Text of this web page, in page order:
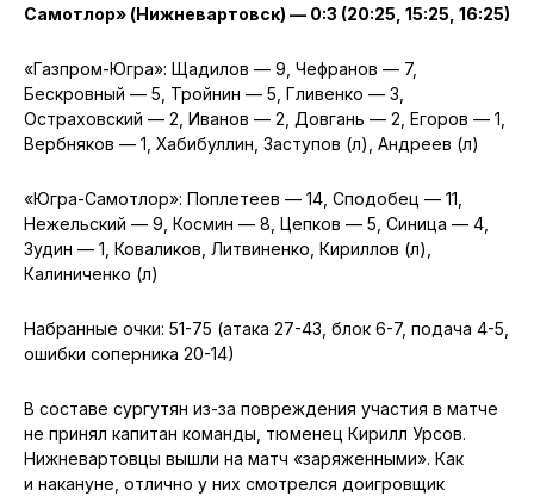
Самотлор» (Нижневартовск) — 0:3 (20:25, 15:25, 16:25)
«Газпром-Югра»: Щадилов — 9, Чефранов — 7,
Бескровный — 5, Тройнин — 5, Гливенко — 3,
Остраховский — 2, Иванов — 2, Довгань — 2, Егоров — 1,
Вербняков — 1, Хабибуллин, Заступов (л), Андреев (л)
«Югра-Самотлор»: Поплетеев — 14, Сподобец — 11,
Нежельский — 9, Космин — 8, Цепков — 5, Синица — 4,
Зудин — 1, Коваликов, Литвиненко, Кириллов (л),
Калиниченко (л)
Набранные очки: 51-75 (атака 27-43, блок 6-7, подача 4-5,
ошибки соперника 20-14)
В составе сургутян из-за повреждения участия в матче
не принял капитан команды, тюменец Кирилл Урсов.
Нижневартовцы вышли на матч «заряженными». Как
и накануне, отлично у них смотрелся доигровщик